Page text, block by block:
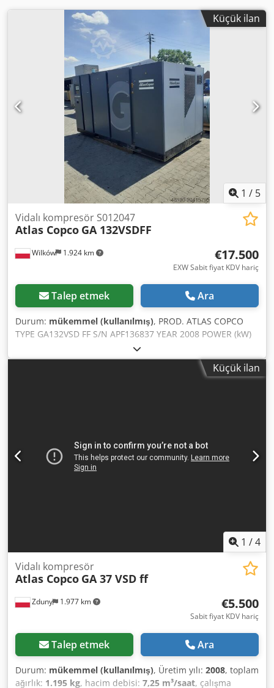
Küçük ilan
1 / 5
Wilków 1.924 km
Vidalı kompresör S012047
Atlas Copco GA 132VSDFF
€17.500
EXW Sabit fiyat KDV hariç
Talep etmek Ara
Durum: mükemmel (kullanılmış), PROD. ATLAS COPCO
TYPE GA132VSD FF S/N APF136837 YEAR 2008 POWER (kW)
153 CAPACITY (m³/min) 22.9 m³/min - 381 l/s PRESSURE
(bar) 8.5 FREQUENCY INVERTER yes Dodpfxoxtblxs Akaewa
BUILT-IN DRYER yes HEAT EXCHANGER no COOLINGKüçük ilan
1 /4
Zduny 1.977 km
Vidalı kompresör
Atlas Copco GA 37 VSD ff
€5.500
Sabit fiyat KDV hariç
Talep etmek Ara
Durum: mükemmel (kullanılmış), Üretim yılı: 2008, toplam
ağırlık: 1.195 kg, hacim debisi: 7,25 m³/saat, çalışma